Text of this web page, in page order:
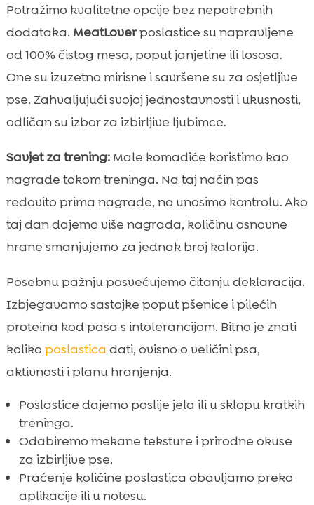
Potražimo kvalitetne opcije bez nepotrebnih
dodataka. MeatLoverposlastice su napravljene
od 100% čistog mesa, poput janjetine ili lososa.
One su izuzetno mirisne i savršene su za osjetljive
pse. Zahvaljujući svojoj jednostavnosti i ukusnosti,
odličan su izbor za izbirljive ljubimce.
Savjet za trening:Male komadiće koristimo kao
nagrade tokom treninga. Na taj način pas
redovito prima nagrade, no unosimo kontrolu. Ako
taj dan dajemo više nagrada, količinu osnovne
hrane smanjujemo za jednak broj kalorija.
Posebnu pažnju posvećujemo čitanju deklaracija.
Izbjegavamo sastojke poput pšenice i pilećih
proteina kod pasa s intolerancijom. Bitno je znati
koliko poslastica dati, ovisno o veličini psa,
aktivnosti i planu hranjenja.
Poslastice dajemo poslije jela ili u sklopu kratkih
treninga.
Odabiremo mekane teksture i prirodne okuse
za izbirljive pse.
Praćenje količine poslastica obavljamo preko
aplikacije ili u notesu.